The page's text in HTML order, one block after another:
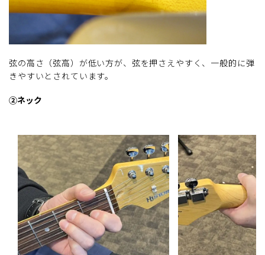
弦の高さ（弦高）が低い方が、弦を押さえやすく、一般的に弾
きやすいとされています。
②ネック